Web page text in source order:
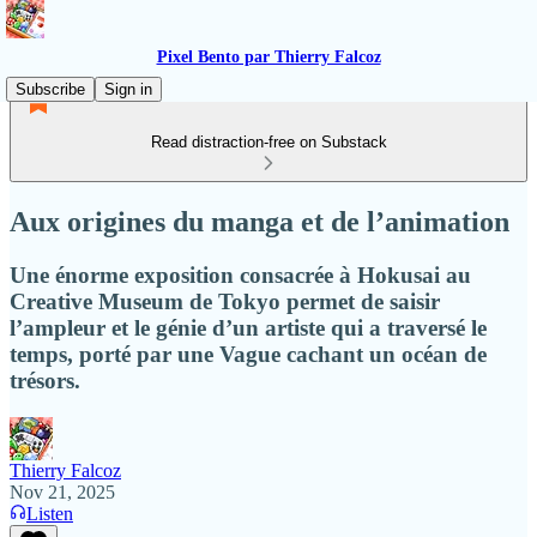
Pixel Bento par Thierry Falcoz
Subscribe
Sign in
Read distraction-free on Substack
Aux origines du manga et de l’animation
Une énorme exposition consacrée à Hokusai au
Creative Museum de Tokyo permet de saisir
l’ampleur et le génie d’un artiste qui a traversé le
temps, porté par une Vague cachant un océan de
trésors.
Thierry Falcoz
Nov 21, 2025
Listen